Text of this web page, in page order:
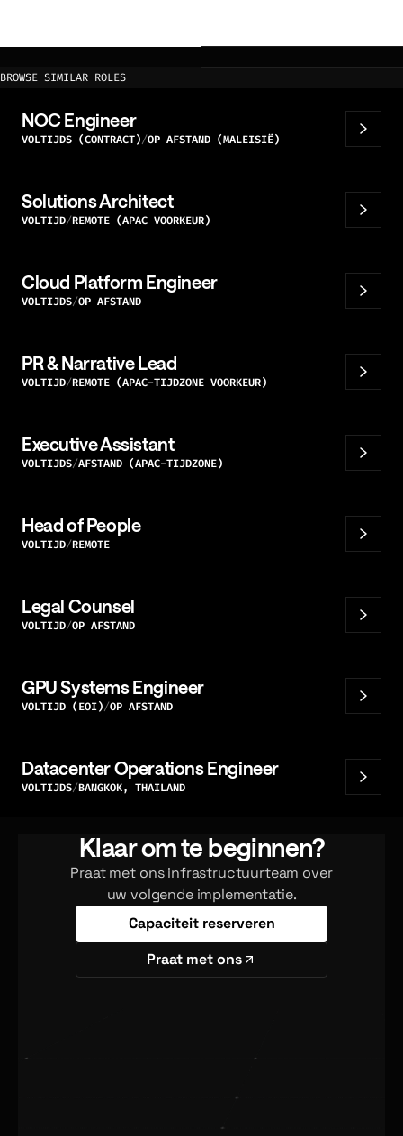
BROWSE SIMILAR ROLES
NOC Engineer
VOLTIJDS (CONTRACT) OP AFSTAND (MALEISIË)
Solutions Architect
VOLTIJD REMOTE (APAC VOORKEUR)
Cloud Platform Engineer
VOLTIJDS OP AFSTAND
PR & Narrative Lead
VOLTIJD REMOTE (APAC-TIJDZONE VOORKEUR)
Executive Assistant
VOLTIJDS AFSTAND (APAC-TIJDZONE)
Head of People
VOLTIJD REMOTE
Legal Counsel
VOLTIJD OP AFSTAND
GPU Systems Engineer
VOLTIJD (EOI) OP AFSTAND
Datacenter Operations Engineer
VOLTIJDS BANGKOK, THAILAND
Klaar om te beginnen?
Praat met ons infrastructuurteam over
uw volgende implementatie.
Capaciteit reserveren
Praat met ons